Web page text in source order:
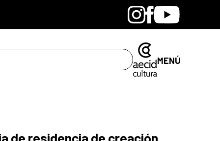
BandcampInstagram
Facebook
Youtube
MENÚ
de residencia de creación